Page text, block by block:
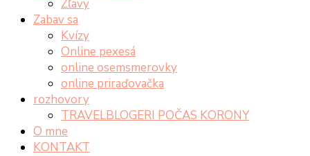
Zľavy
Zabav sa
Kvízy
Online pexesá
online osemsmerovky
online priraďovačka
rozhovory
TRAVELBLOGERI POČAS KORONY
O mne
KONTAKT